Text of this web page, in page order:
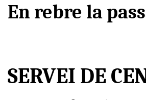
En rebre la
SERVEI DE